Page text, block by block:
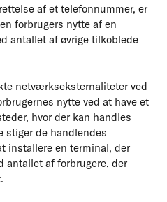
af et telefonnummer, er
forbrugers nytte af en
antallet af øvrige tilkoblede
netværkseksternaliteter ved
nytte ved at have et
hvor der kan handles
stiger de handlendes
installere en terminal, der
antallet af forbrugere, der